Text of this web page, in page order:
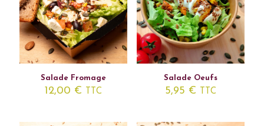
Salade Fromage
12,00 € TTC
Salade Oeufs
5,95 € TTC